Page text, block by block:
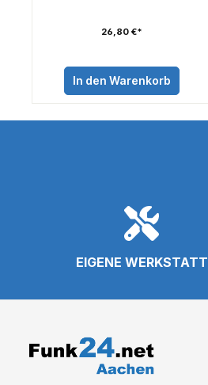
26,80 €*
In den Warenkorb
EIGENE WERKSTATT